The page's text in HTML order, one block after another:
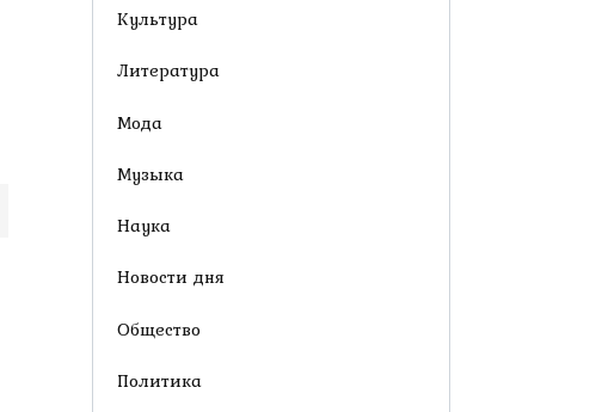
Культура
Литература
Мода
Музыка
Наука
Новости дня
Общество
Политика